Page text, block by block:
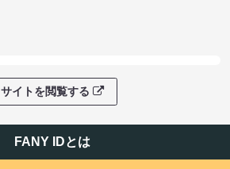
サイトを閲覧する
FANY IDとは